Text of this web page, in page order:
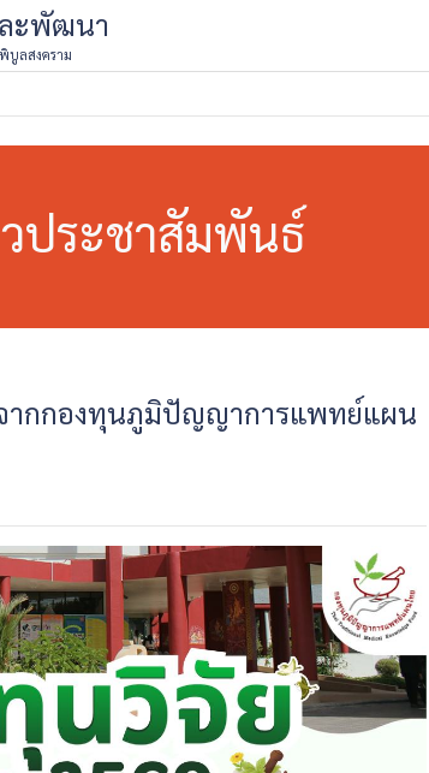
ะพัฒนา
บูลสงคราม
ประชาสัมพันธ์
ากกองทุนภูมิปัญญาการแพทย์แผน